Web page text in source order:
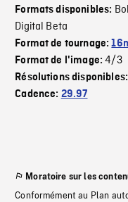
Formats disponibles:
Digital Beta
Format de tournage:
Format de l'image:4/3
Résolutions
Cadence: 29.97
Moratoire sur les
Conformément au Plan